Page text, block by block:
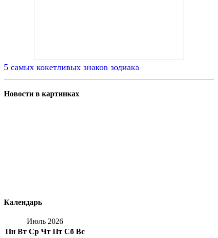
5 самых кокетливых знаков зодиака
Новости в картинках
Календарь
Июль 2026
Пн Вт Ср Чт Пт Сб Вс